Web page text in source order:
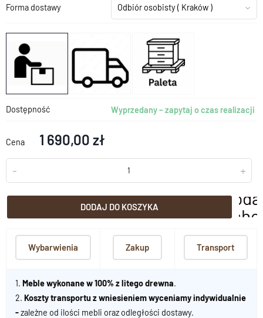
Forma dostawy Odbiór osobisty( Kraków )
Dostępność Wyprzedany – zapytaj o czas realizacji
Cena 1 690,00 zł
- +
DODAJ DO KOSZYKA
Wybarwienia Zakup Transport
1. Meble wykonane w 100% z litego drewna.
2. Koszty transportu z wniesieniem wyceniamy indywidualnie
-zależne od ilości mebli oraz odległości dostawy.